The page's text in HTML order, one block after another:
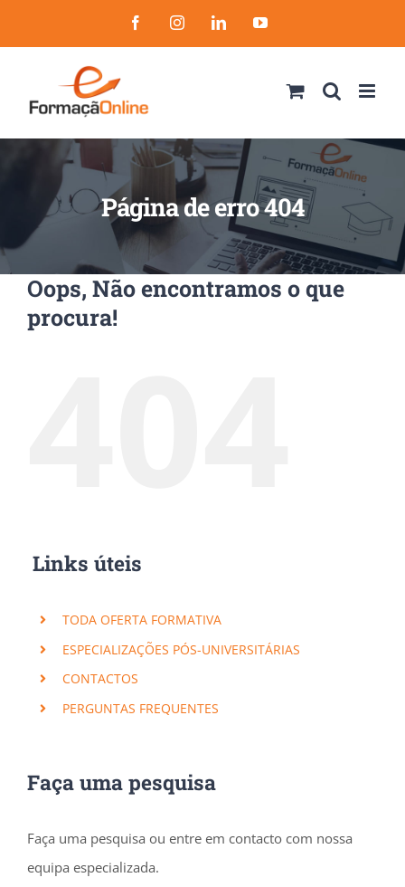
to
FacebookInstagramLinkedInYouTube
Página de erro 404
Oops, Não encontramos o que
procura!
Links úteis
TODA OFERTA FORMATIVA
ESPECIALIZAÇÕES PÓS-UNIVERSITÁRIAS
CONTACTOS
PERGUNTAS FREQUENTES
Faça uma pesquisa
Faça uma pesquisa ou entre em contacto com nossa
equipa especializada.